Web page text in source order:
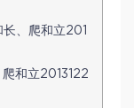
、爬和立201
和立2013122